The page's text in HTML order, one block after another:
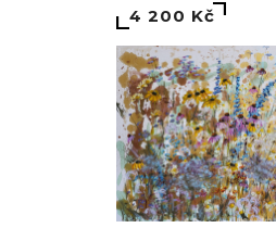
4 200 Kč